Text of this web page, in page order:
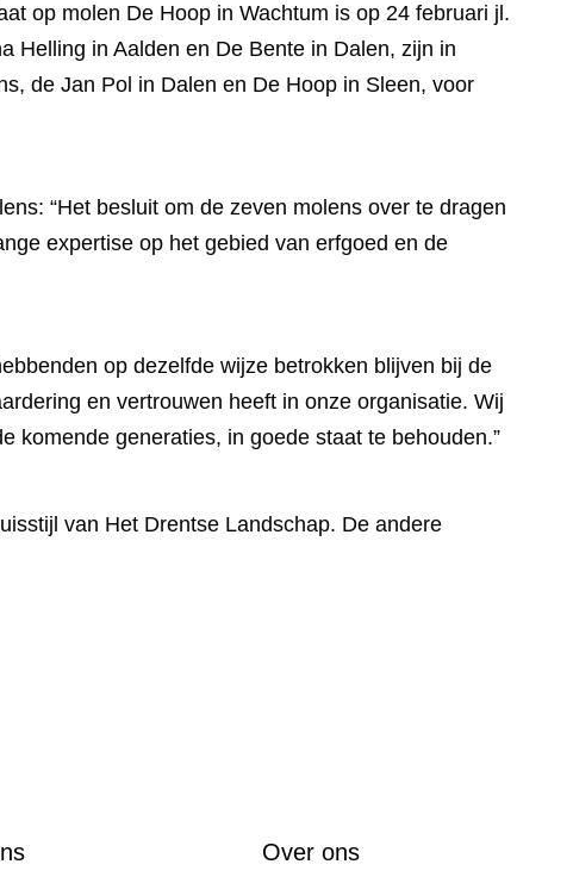
op molen De Hoop in Wachtum is op 24 februari jl.
Helling in Aalden en De Bente in Dalen, zijn in
de Jan Pol in Dalen en De Hoop in Sleen, voor
“Het besluit om de zeven molens over te dragen
expertise op het gebied van erfgoed en de
op dezelfde wijze betrokken blijven bij de
en vertrouwen heeft in onze organisatie. Wij
komende generaties, in goede staat te behouden.”
van Het Drentse Landschap. De andere
Over ons